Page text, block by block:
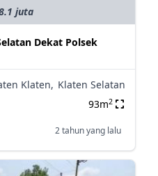
juta
Dekat Polsek
Klaten, Klaten Selatan
93m2
2 tahun yang lalu